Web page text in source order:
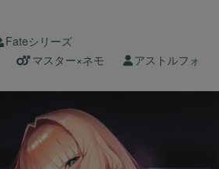
Fateシリーズ
マスター×ネモ
アストルフォ